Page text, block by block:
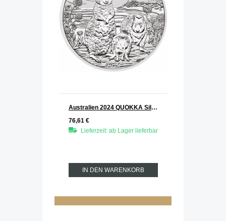
Australien 2024 QUOKKA Silber 1 oz
76,61 €
Lieferzeit: ab Lager lieferbar
IN DEN WARENKORB